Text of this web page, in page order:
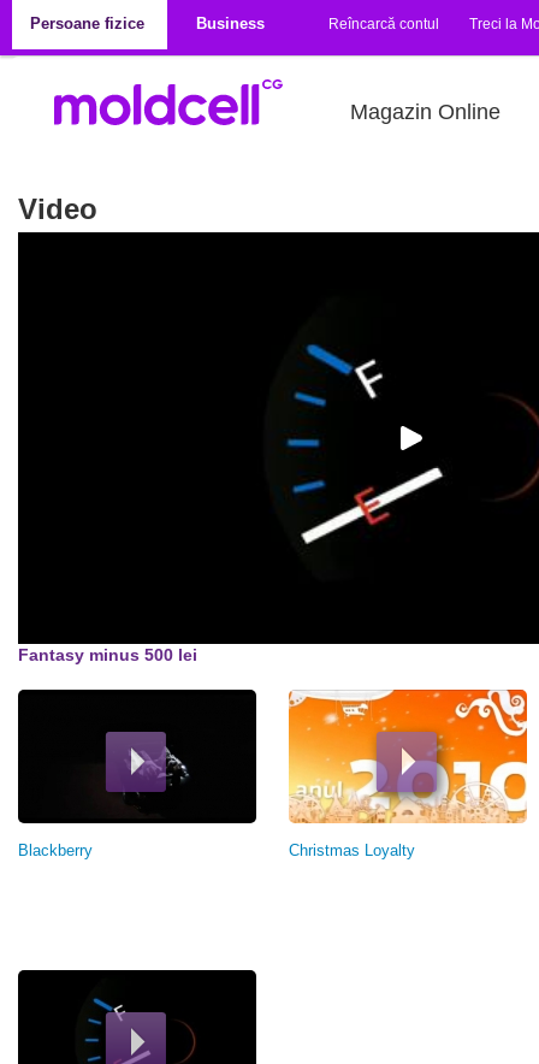
Persoane fizice
Business Reîncarcă contul Treci la
Magazin Online
Video
Fantasy minus 500 lei
Blackberry Christmas Loyalty